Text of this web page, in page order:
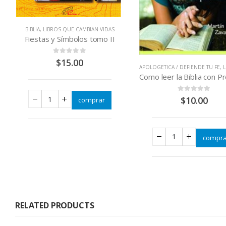
BIBLIA, LIBROS QUE CAMBIAN VIDAS
Fiestas y Símbolos tomo II
out of 5
$15.00
comprar
APOLOGETICA / DEFIENDE TU FE,
out of 5
$10.00
RELATED PRODUCTS